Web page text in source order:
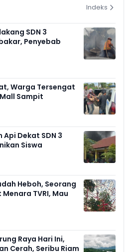
Indeks
SDN 3
Penyebab
Warga Tersengat
Sampit
Dekat SDN 3
Siswa
Heboh, Seorang
TVRI, Mau
Raya Hari Ini,
Cerah, Seribu Riam